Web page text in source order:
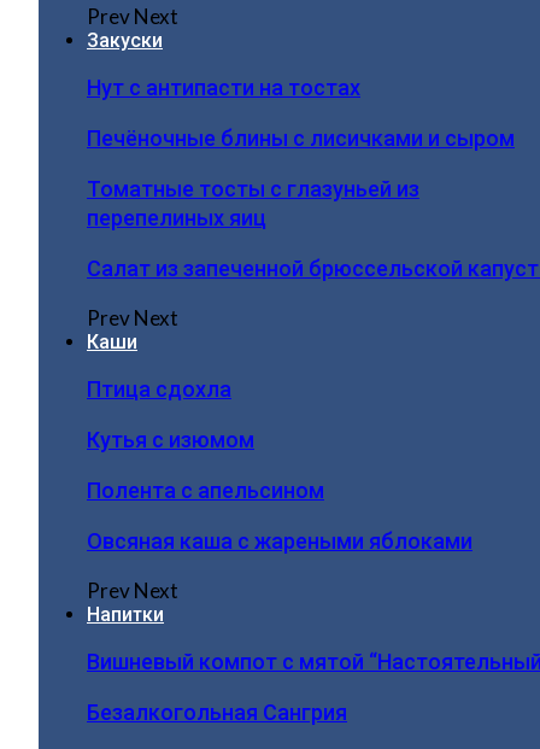
PrevNext
Закуски
Нут с антипасти на тостах
Печёночные блины с лисичками и сыром
Томатные тосты с глазуньей из
перепелиных яиц
Салат из запеченной брюссельской
PrevNext
Каши
Птица сдохла
Кутья с изюмом
Полента с апельсином
Овсяная каша с жареными яблоками
PrevNext
Напитки
Вишневый компот с мятой
Безалкогольная Сангрия